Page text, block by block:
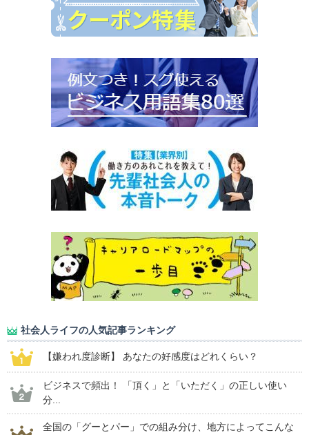
社会人ライフの人気記事ランキング
【嫌われ度診断】 あなたの好感度はどれくらい？
ビジネスで頻出！ 「頂く」と「いただく」の正しい使い
分...
全国の「グーとパー」での組み分け、地方によってこんな